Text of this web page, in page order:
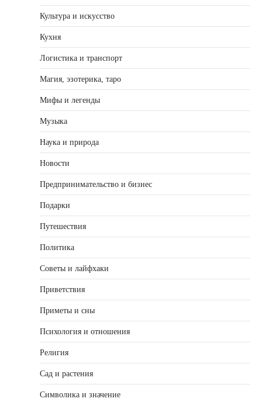
Культура и искусство
Кухня
Логистика и транспорт
Магия, эзотерика, таро
Мифы и легенды
Музыка
Наука и природа
Новости
Предпринимательство и бизнес
Подарки
Путешествия
Политика
Советы и лайфхаки
Приветствия
Приметы и сны
Психология и отношения
Религия
Сад и растения
Символика и значение